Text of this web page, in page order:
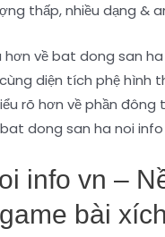
thấp, nhiều dạng &
về bat dong san
diện tích phệ hình
rõ hơn về phần
dong san ha noi
info vn –
bài